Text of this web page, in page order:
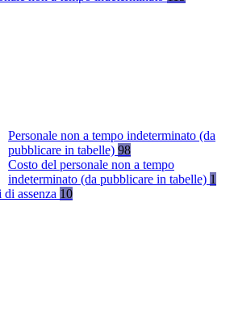
Personale non a tempo indeterminato (da
pubblicare in tabelle) 98
Costo del personale non a tempo
indeterminato (da pubblicare in tabelle) 1
di assenza 10